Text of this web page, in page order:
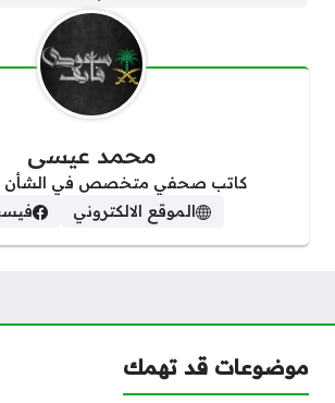
محمد عيسى
كاتب صحفي متخصص في الشأن
الموقع الالكتروني
موضوعات قد تهمك